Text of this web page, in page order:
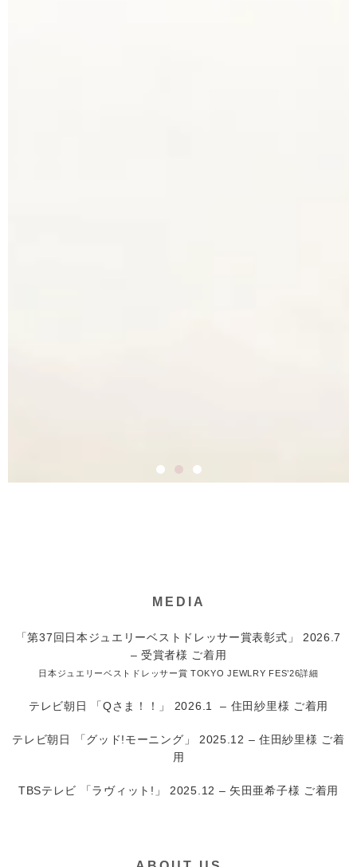
MEDIA
「第37回日本ジュエリーベストドレッサー賞表彰式」 2026.7
– 受賞者様 ご着用
日本ジュエリーベストドレッサー賞 TOKYO JEWLRY FES’26詳細
テレビ朝日 「Qさま！！」 2026.1 – 住田紗里様 ご着用
テレビ朝日 「グッド!モーニング」 2025.12 – 住田紗里様 ご着
用
TBSテレビ 「ラヴィット!」 2025.12 – 矢田亜希子様 ご着用